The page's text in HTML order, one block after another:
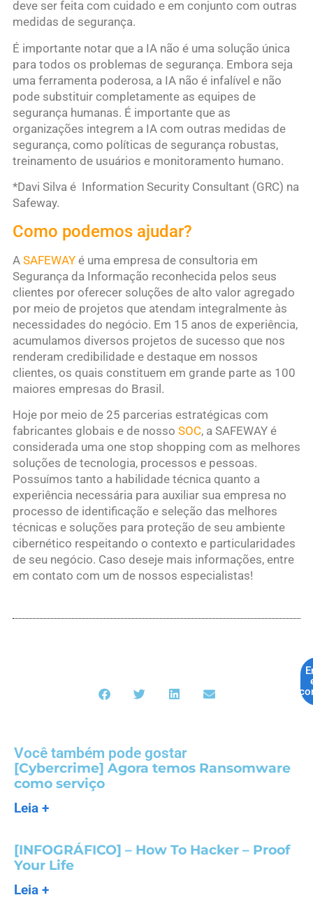
deve ser feita com cuidado e em conjunto com outras
medidas de segurança.
É importante notar que a IA não é uma solução única
para todos os problemas de segurança. Embora seja
uma ferramenta poderosa, a IA não é infalível e não
pode substituir completamente as equipes de
segurança humanas. É importante que as
organizações integrem a IA com outras medidas de
segurança, como políticas de segurança robustas,
treinamento de usuários e monitoramento humano.
*Davi Silva é Information Security Consultant (GRC) na
Safeway.
Como podemos ajudar?
A SAFEWAYé uma empresa de consultoria em
Segurança da Informação reconhecida pelos seus
clientes por oferecer soluções de alto valor agregado
por meio de projetos que atendam integralmente às
necessidades do negócio. Em 15 anos de experiência,
acumulamos diversos projetos de sucesso que nos
renderam credibilidade e destaque em nossos
clientes, os quais constituem em grande parte as 100
maiores empresas do Brasil.
Hoje por meio de 25 parcerias estratégicas com
fabricantes globais e de nosso SOC, a SAFEWAY é
considerada uma one stop shopping com as melhores
soluções de tecnologia, processos e pessoas.
Possuímos tanto a habilidade técnica quanto a
experiência necessária para auxiliar sua empresa no
processo de identificação e seleção das melhores
técnicas e soluções para proteção de seu ambiente
cibernético respeitando o contexto e particularidades
de seu negócio. Caso deseje mais informações, entre
em contato com um de nossos especialistas!
Você também pode gostar
[Cybercrime] Agora temos Ransomware
como serviço
Leia +
[INFOGRÁFICO] – How To Hacker – Proof
Your Life
Leia +